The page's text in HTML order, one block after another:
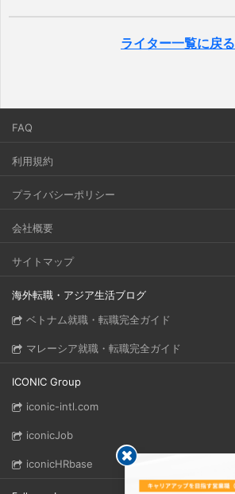
ライター一覧に戻る
FAQ
利用規約
プライバシーポリシー
会社概要
サイトマップ
海外転職・アジア生活ブログ
ベトナム就職・転職完全ガイド
マレーシア就職・転職完全ガイド
ICONIC Group
iconic-intl.com
iconicJob
iconicHRbase